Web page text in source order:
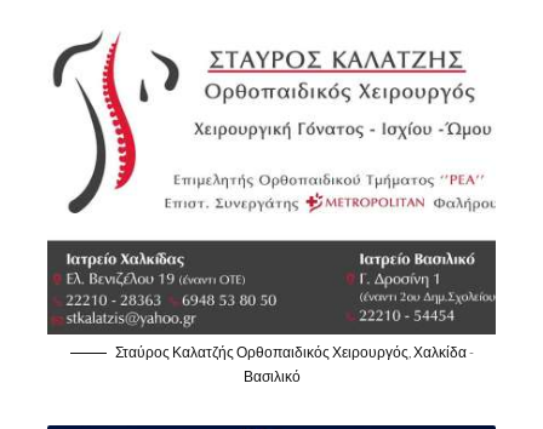
Σταύρος Καλατζής Ορθοπαιδικός Χειρουργός, Χαλκίδα -
Βασιλικό